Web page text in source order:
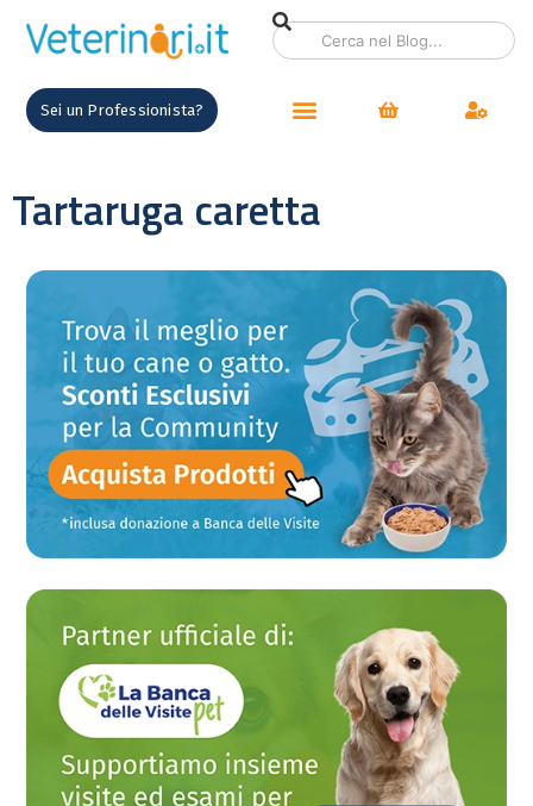
Sei un Professionista?
Tartaruga caretta